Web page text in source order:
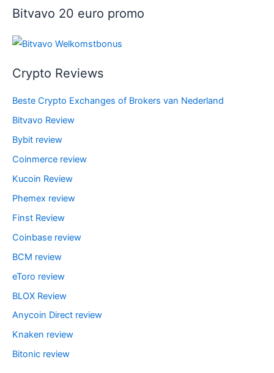
Bitvavo 20 euro promo
Crypto Reviews
Beste Crypto Exchanges of Brokers van Nederland
Bitvavo Review
Bybit review
Coinmerce review
Kucoin Review
Phemex review
Finst Review
Coinbase review
BCM review
eToro review
BLOX Review
Anycoin Direct review
Knaken review
Bitonic review